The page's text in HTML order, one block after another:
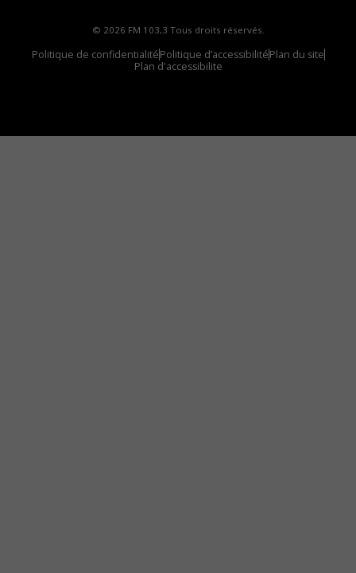
© 2026 FM 103,3 Tous droits réservés.
Politique de confidentialitéPolitique d’accessibilitéPlan du site
Plan d'accessibilite